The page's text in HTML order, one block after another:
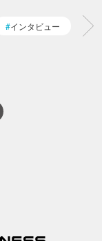
インタビュー